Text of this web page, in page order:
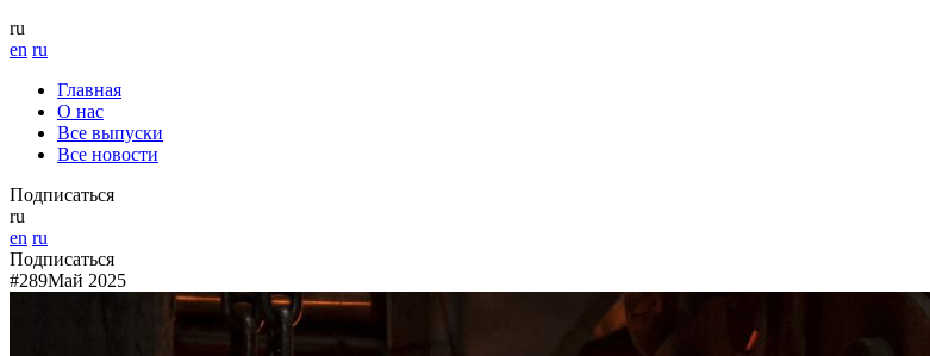
ru
en ru
Главная
О нас
Все выпуски
Все новости
Подписаться
ru
en ru
Подписаться
#289Май 2025